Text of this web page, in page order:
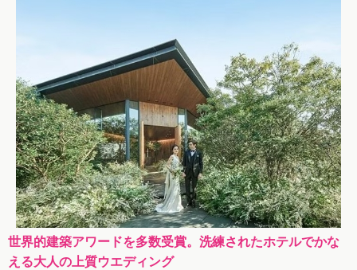
世界的建築アワードを多数受賞。洗練されたホテルでかな
える大人の上質ウエディング